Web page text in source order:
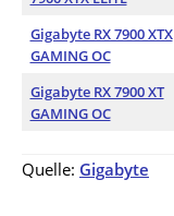
Gigabyte RX 7900 XTX
GAMING OC
Gigabyte RX 7900 XT
GAMING OC
Quelle: Gigabyte